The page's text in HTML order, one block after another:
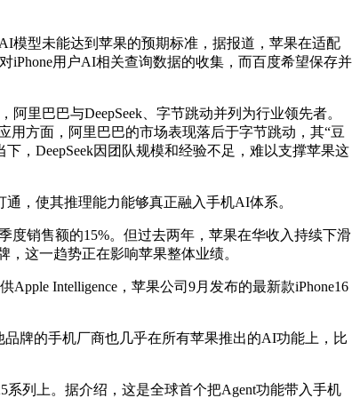
模型未能达到苹果的预期标准，据报道，苹果在适配
用户AI相关查询数据的收集，而百度希望保存并
里巴巴与DeepSeek、字节跳动并列为行业领先者。
方面，阿里巴巴的市场表现落后于字节跳动，其“豆
，DeepSeek因团队规模和经验不足，难以支撑苹果这
，使其推理能力能够真正融入手机AI体系。
度销售额的15%。但过去两年，苹果在华收入持续下滑
这一趋势正在影响苹果整体业绩。
Intelligence，苹果公司9月发布的最新款iPhone16
牌的手机厂商也几乎在所有苹果推出的AI功能上，比
列上。据介绍，这是全球首个把Agent功能带入手机